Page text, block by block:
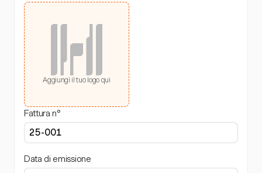
Aggiungi il tuo logo qui
Fattura n°
Data di emissione